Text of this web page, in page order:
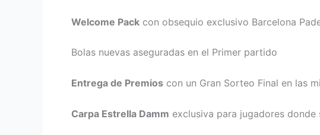
Welcome Pack con obsequio exclusivo Barcelona
Bolas nuevas aseguradas en el Primer partido
Entrega de Premios con un Gran Sorteo Final en las
Carpa Estrella Damm exclusiva para jugadores